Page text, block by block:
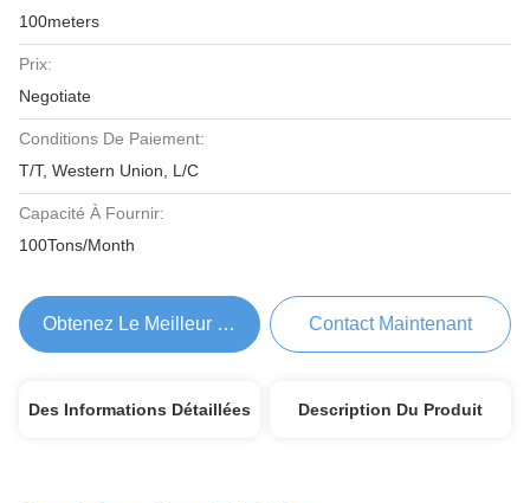
100meters
Prix:
Negotiate
Conditions De Paiement:
T/T, Western Union, L/C
Capacité À Fournir:
100Tons/Month
Obtenez Le Meilleur Prix Contact Maintenant
Des Informations Détaillées Description Du Produit